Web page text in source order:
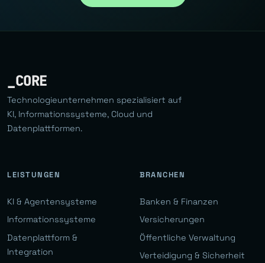
_CORE
Technologieunternehmen spezialisiert auf
KI, Informationssysteme, Cloud und
Datenplattformen.
LEISTUNGEN
KI & Agentensysteme
Informationssysteme
Datenplattform &
Integration
BRANCHEN
Banken & Finanzen
Versicherungen
Öffentliche Verwaltung
Verteidigung & Sicherheit